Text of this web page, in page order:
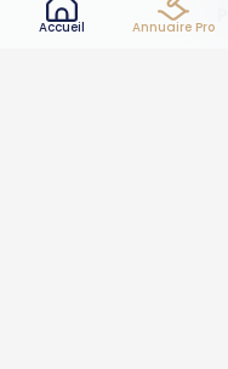
Accueil Annuaire Pro